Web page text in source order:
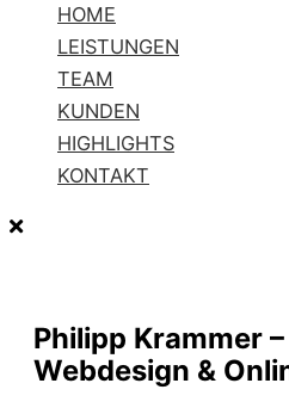
HOME
LEISTUNGEN
TEAM
KUNDEN
HIGHLIGHTS
KONTAKT
Philipp Krammer
Webdesign &